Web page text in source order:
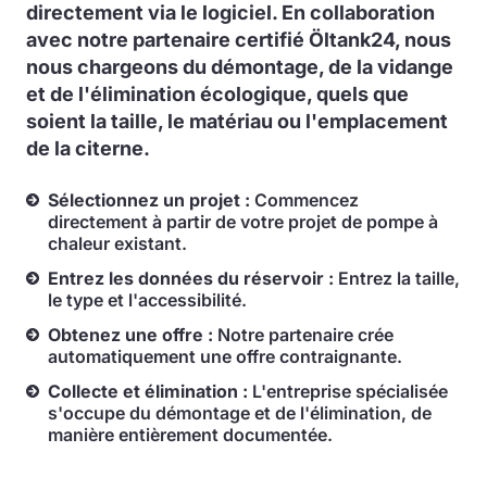
directement via le logiciel. En collaboration
avec notre partenaire certifié Öltank24, nous
nous chargeons du démontage, de la vidange
et de l'élimination écologique, quels que
soient la taille, le matériau ou l'emplacement
de la citerne.
Sélectionnez un projet : Commencez
directement à partir de votre projet de pompe à
chaleur existant.
Entrez les données du réservoir : Entrez la taille,
le type et l'accessibilité.
Obtenez une offre : Notre partenaire crée
automatiquement une offre contraignante.
Collecte et élimination : L'entreprise spécialisée
s'occupe du démontage et de l'élimination, de
manière entièrement documentée.